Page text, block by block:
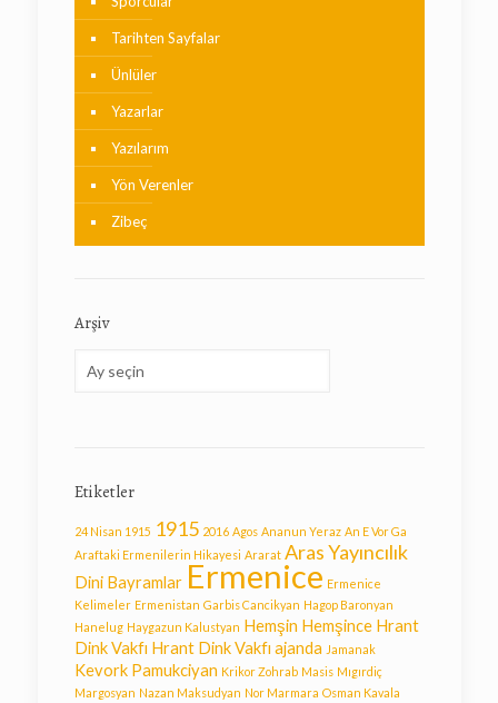
Tarihten Sayfalar
Ünlüler
Yazarlar
Yazılarım
Yön Verenler
Zibeç
Arşiv
Etiketler
24 Nisan 1915 1915 2016 Agos Ananun Yeraz An E Vor Ga
Araftaki Ermenilerin Hikayesi Ararat Aras Yayıncılık
Dini Bayramlar Ermenice Ermenice
Kelimeler Ermenistan Garbis Cancikyan Hagop Baronyan
Hanelug Haygazun Kalustyan Hemşin Hemşince Hrant
Dink Vakfı Hrant Dink Vakfı ajanda Jamanak
Kevork Pamukciyan Krikor Zohrab Masis Mıgırdiç
Margosyan Nazan Maksudyan Nor Marmara Osman Kavala